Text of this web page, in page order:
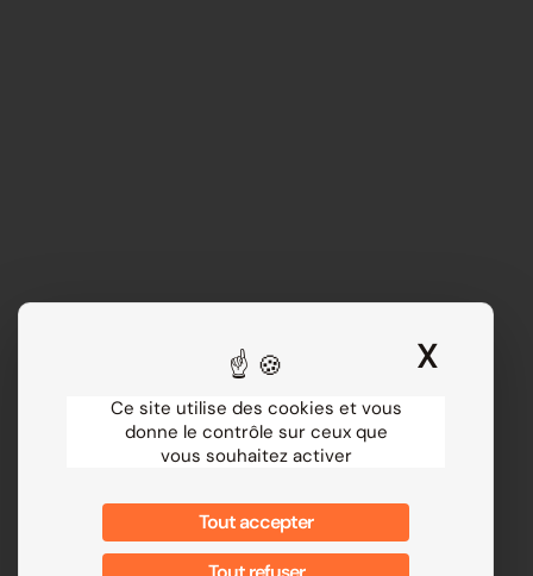
Ce site utilise des cookies et vous
donne le contrôle sur ceux que
vous souhaitez activer
Tout accepter
X